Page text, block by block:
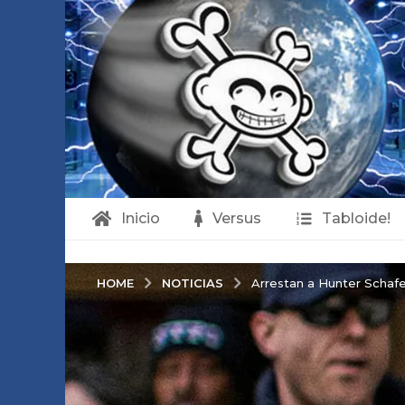
Inicio Versus Tabloide!
HOME NOTICIAS Arrestan a Hunter